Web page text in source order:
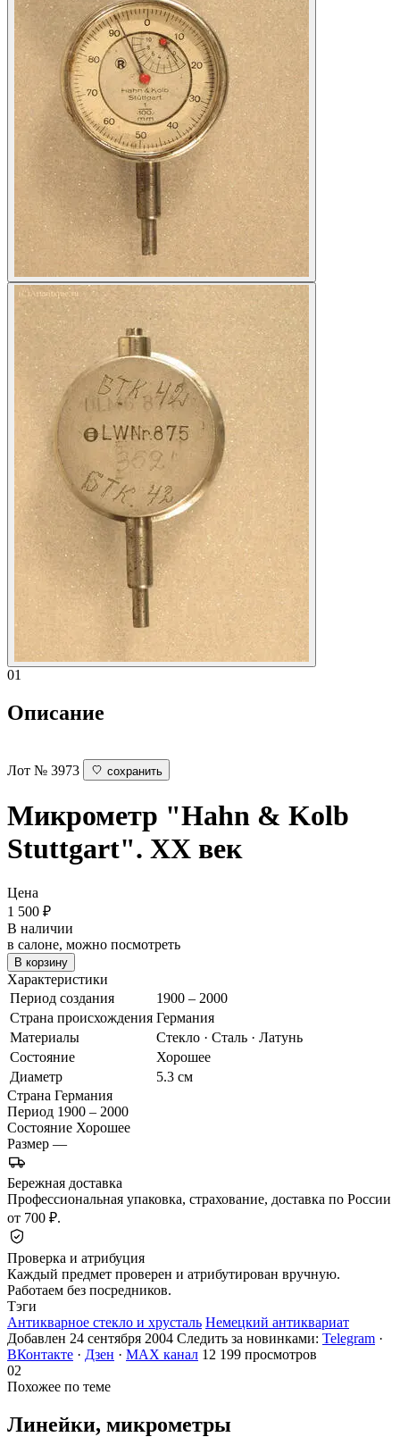
01
Описание
Лот № 3973 сохранить
Микрометр "Hahn & Kolb
Stuttgart". ХХ век
Цена
1 500 ₽
В наличии
в салоне, можно посмотреть
В корзину
Характеристики
Период создания
1900 – 2000
Страна происхождения Германия
Материалы
Стекло · Сталь · Латунь
Состояние
Хорошее
Диаметр
5.3 см
Страна Германия
Период 1900 – 2000
Состояние Хорошее
Размер —
Бережная доставка
Профессиональная упаковка, страхование, доставка по России
от 700 ₽.
Проверка и атрибуция
Каждый предмет проверен и атрибутирован вручную.
Работаем без посредников.
Тэги
Антикварное стекло и хрусталь Немецкий антиквариат
Добавлен 24 сентября 2004 Следить за новинками: Telegram ·
ВКонтакте · Дзен · MAX канал 12 199 просмотров
02
Похожее по теме
Линейки, микрометры